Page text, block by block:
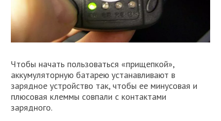
Чтобы начать пользоваться «прищепкой»,
аккумуляторную батарею устанавливают в
зарядное устройство так, чтобы ее минусовая и
плюсовая клеммы совпали с контактами
зарядного.